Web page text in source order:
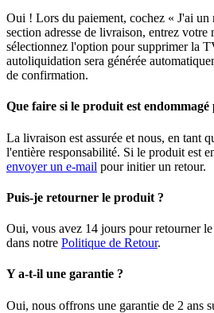
Oui ! Lors du paiement, cochez « J'ai un
section adresse de livraison, entrez
sélectionnez l'option pour supprimer la
autoliquidation sera générée
de confirmation.
Que faire si le produit est
La livraison est assurée et nous, en tant
l'entière responsabilité. Si le produit est
envoyer un e-mail pour initier un retour.
Puis-je retourner le produit ?
Oui, vous avez 14 jours pour retourner
dans notre Politique de Retour.
Y a-t-il une garantie ?
Oui, nous offrons une garantie de 2 ans